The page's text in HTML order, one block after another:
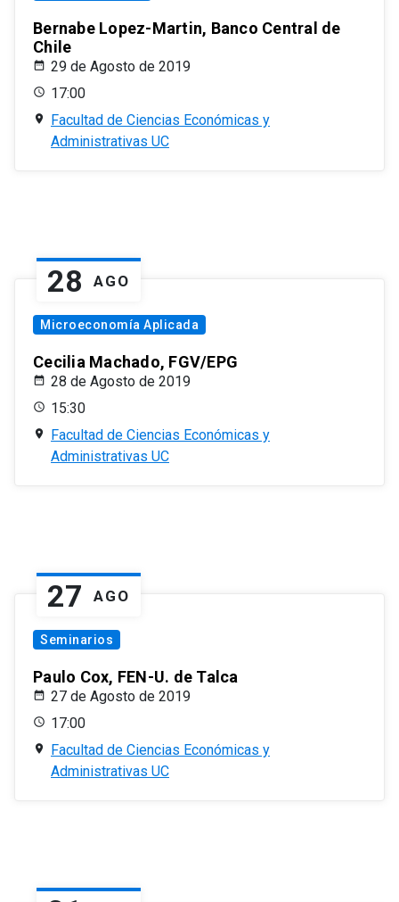
Bernabe Lopez-Martin, Banco Central de
Chile
29 de Agosto de 2019
17:00
Facultad de Ciencias Económicas y
Administrativas UC
28 AGO
Microeconomía Aplicada
Cecilia Machado, FGV/EPG
28 de Agosto de 2019
15:30
Facultad de Ciencias Económicas y
Administrativas UC
27 AGO
Seminarios
Paulo Cox, FEN-U. de Talca
27 de Agosto de 2019
17:00
Facultad de Ciencias Económicas y
Administrativas UC